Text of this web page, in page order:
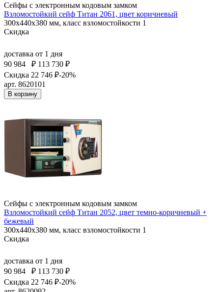
Сейфы с электронным кодовым замком
Взломостойкий сейф Титан 2061, цвет коричневый
300x440x380 мм, класс взломостойкости 1
Скидка
доставка от 1 дня
90 984
₽ 113 730 ₽
Скидка 22 746 ₽-20%
арт. 8620101
В корзину
Сейфы с электронным кодовым замком
Взломостойкий сейф Титан 2052, цвет темно-коричневый +
бежевый
300x440x380 мм, класс взломостойкости 1
Скидка
доставка от 1 дня
90 984
₽ 113 730 ₽
Скидка 22 746 ₽-20%